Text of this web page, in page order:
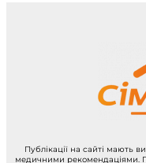
Публікації на сайті мають
медичними рекомендаціями.